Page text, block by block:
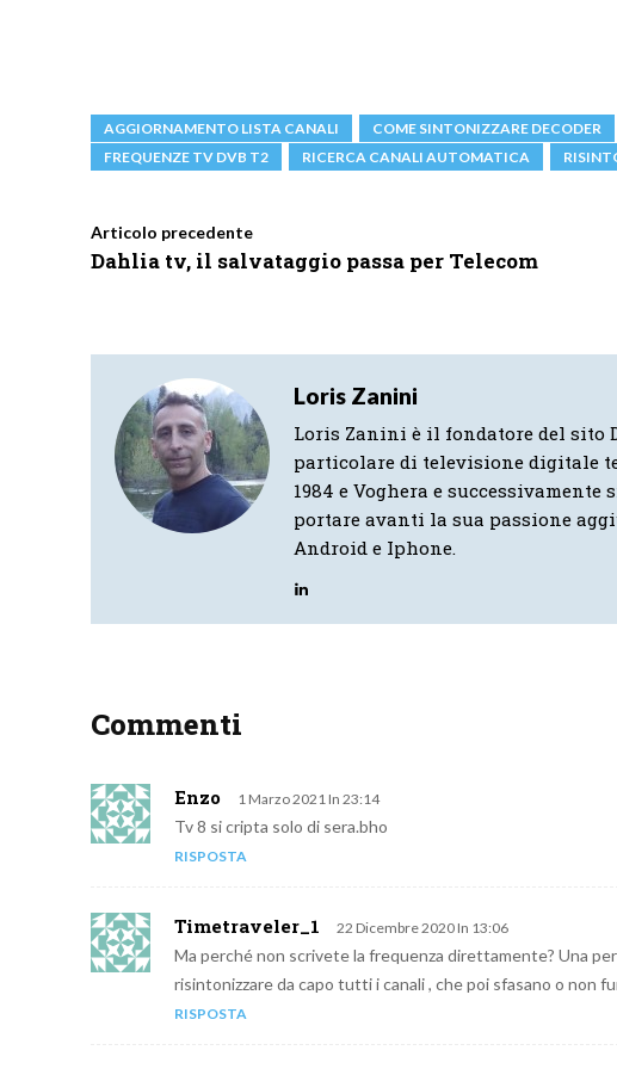
AGGIORNAMENTO LISTA CANALI COME SINTONIZZARE DECODER
FREQUENZE TV DVB T2
RICERCA CANALI AUTOMATICA
Articolo precedente
Dahlia tv, il salvataggio passa per Telecom
Loris Zanini
Loris Zanini è il fondatore del sito
particolare di televisione digitale
1984 e Voghera e
portare avanti la sua passione
Android e Iphone.
Commenti
Enzo 1 Marzo 2021 In 23:14
Tv 8 si cripta solo di sera.bho
RISPOSTA
Timetraveler_1 22 Dicembre 2020 In 13:06
Ma perché non scrivete la frequenza direttamente? Una
risintonizzare da capo tutti i canali , che poi sfasano o non
RISPOSTA